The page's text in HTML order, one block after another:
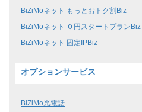
BiZiMoネット もっとおトク割Biz
BiZiMoネット ０円スタートプランBiz
BiZiMoネット 固定IPBiz
オプションサービス
BiZiMo光電話